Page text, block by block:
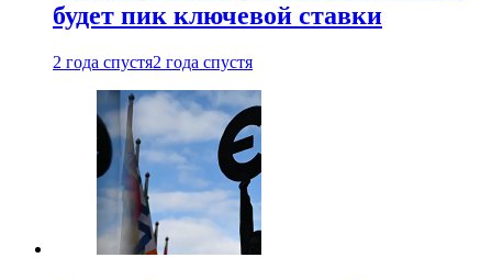
будет пик ключевой ставки
2 года спустя2 года спустя